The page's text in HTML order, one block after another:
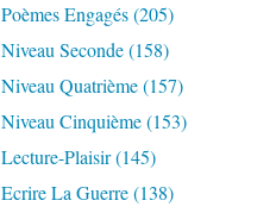
Poèmes Engagés(205)
Niveau Seconde(158)
Niveau Quatrième(157)
Niveau Cinquième(153)
Lecture-Plaisir(145)
Ecrire La Guerre(138)